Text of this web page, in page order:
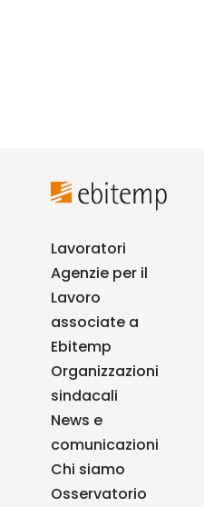
Lavoratori
Agenzie per il
Lavoro
associate a
Ebitemp
Organizzazioni
sindacali
News e
comunicazioni
Chi siamo
Osservatorio